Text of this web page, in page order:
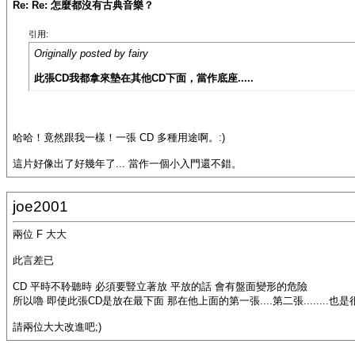
Re: Re: 怎麼都沒有古典音樂？
引用:
Originally posted by fairy
此張CD我都拿來墊在其他CD下面，當作底座.....
哈哈！竟然跟我一樣！一張 CD 多種用途啊。:)
這片好像出了好幾年了... 當作一個小入門還不錯。
joe2001
兩位 F 大大
此言差已
CD 平時不聆聽時 必須要豎立著放 平放的話 會有盤面變形的危險
所以嚕 即使此張CD是放在最下面 那在他上面的第一張....第二張........也是
請兩位大大改進吧;)